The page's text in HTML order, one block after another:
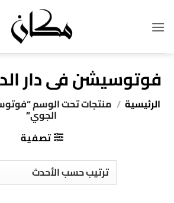
للمحتوى
فوتوسيشن فى دار
الرئيسية / منتجات تحت الوسم
الجوي”
تصفية